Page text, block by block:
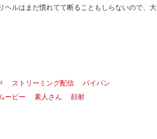
ヘルはまだ慣れてて断ることもしらないので、大
ストリーミング配信
パイパン
ービー 素人さん
顔射